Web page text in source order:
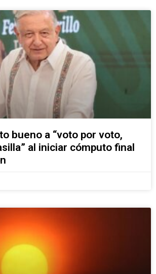
bueno a “voto por voto,
al iniciar cómputo final